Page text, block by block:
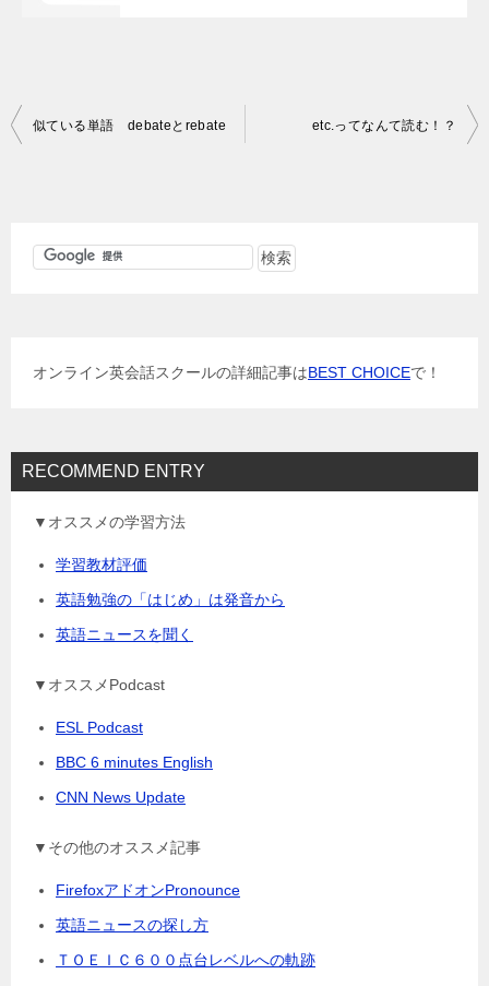
投
似ている単語 debateとrebate etc.ってなんて読む！？
オンライン英会話スクールの詳細記事はBEST CHOICEで！
RECOMMEND ENTRY
▼オススメの学習方法
学習教材評価
英語勉強の「はじめ」は発音から
英語ニュースを聞く
▼オススメPodcast
ESL Podcast
BBC 6 minutes English
CNN News Update
▼その他のオススメ記事
FirefoxアドオンPronounce
英語ニュースの探し方
ＴＯＥＩＣ６００点台レベルへの軌跡